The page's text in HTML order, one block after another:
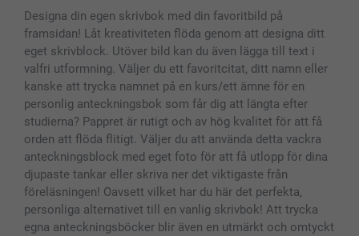
Fotoalmanackor & Fotoagenda
Fotoramar & Tillbehör
Presentkort
Alla fotoprodukter
Investor Relations
Status på beställningar
Designa din egen skrivbok med din favoritbild på
framsidan! Låt kreativiteten flöda genom att designa ditt
eget skrivblock. Utöver bild kan du även lägga till text i
valfri utformning. Väljer du ett favoritcitat, ditt namn eller
kanske att trycka namnet på en kurs/ett ämne för en
personlig anteckningsbok som får dig att längta efter
studierna? Pappret är rutigt och av hög kvalitet för att få
orden att flöda flitigt. Väljer du att använda detta vackra
anteckningsblock med eget foto för att få utlopp för dina
djupaste tankar eller skriva ner det viktigaste från
föreläsningen! Oavsett vilket har du här det perfekta,
personliga alternativet till en vanlig skrivbok! Att trycka
egna anteckningsböcker blir även en utmärkt och omtyckt